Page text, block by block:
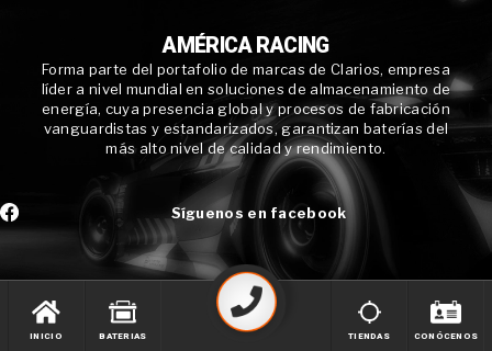
AMÉRICA RACING
Forma parte del portafolio de marcas de Clarios, empresa
líder a nivel mundial en soluciones de almacenamiento de
energía, cuya presencia global y procesos de fabricación
vanguardistas y estandarizados, garantizan baterías del
más alto nivel de calidad y rendimiento.
Síguenos en facebook
INICIO BATERIAS TIENDAS CONÓCENOS